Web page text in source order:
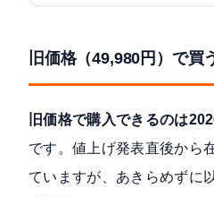
旧価格（49,980円）で買
旧価格で購入できるのは
です。値上げ発表直後から
ていますが、あきらめずに